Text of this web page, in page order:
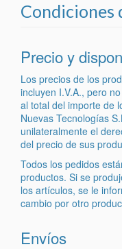
Condiciones
Precio y
Los precios de los
incluyen I.V.A., pero
al total del importe de
Nuevas Tecnologías
unilateralmente el
del precio de sus
Todos los pedidos
productos. Si se
los artículos, se le
cambio por otro
Envíos